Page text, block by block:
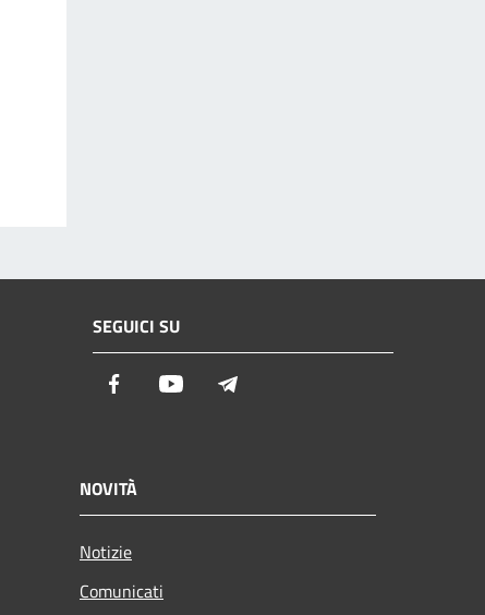
SEGUICI SU
Facebook Youtube
NOVITÀ
Notizie
Comunicati